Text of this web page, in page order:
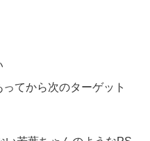
てから次のターゲット